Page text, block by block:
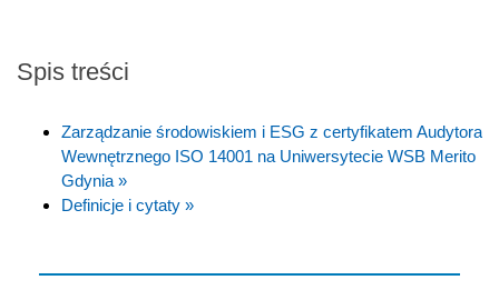
Spis treści
Zarządzanie środowiskiem i ESG z certyfikatem Audytora
Wewnętrznego ISO 14001 na Uniwersytecie WSB Merito
Gdynia »
Definicje i cytaty »